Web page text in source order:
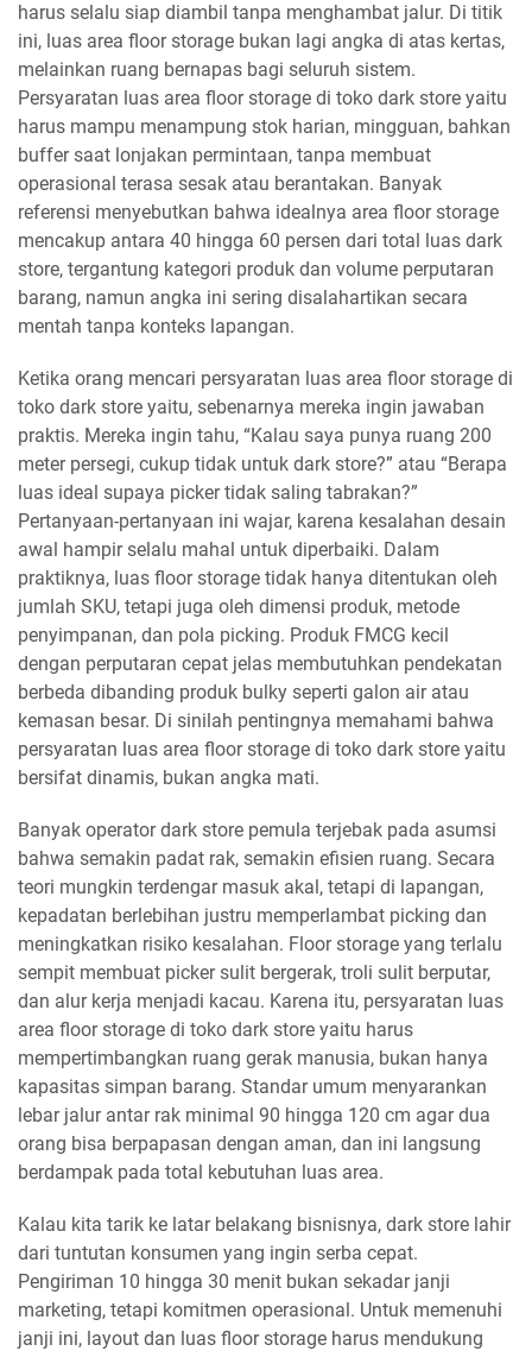
harus selalu siap diambil tanpa menghambat jalur. Di titik
ini, luas area floor storage bukan lagi angka di atas kertas,
melainkan ruang bernapas bagi seluruh sistem.
Persyaratan luas area floor storage di toko dark store yaitu
harus mampu menampung stok harian, mingguan, bahkan
buffer saat lonjakan permintaan, tanpa membuat
operasional terasa sesak atau berantakan. Banyak
referensi menyebutkan bahwa idealnya area floor storage
mencakup antara 40 hingga 60 persen dari total luas dark
store, tergantung kategori produk dan volume perputaran
barang, namun angka ini sering disalahartikan secara
mentah tanpa konteks lapangan.
Ketika orang mencari persyaratan luas area floor storage di
toko dark store yaitu, sebenarnya mereka ingin jawaban
praktis. Mereka ingin tahu, “Kalau saya punya ruang 200
meter persegi, cukup tidak untuk dark store?” atau “Berapa
luas ideal supaya picker tidak saling tabrakan?”
Pertanyaan-pertanyaan ini wajar, karena kesalahan desain
awal hampir selalu mahal untuk diperbaiki. Dalam
praktiknya, luas floor storage tidak hanya ditentukan oleh
jumlah SKU, tetapi juga oleh dimensi produk, metode
penyimpanan, dan pola picking. Produk FMCG kecil
dengan perputaran cepat jelas membutuhkan pendekatan
berbeda dibanding produk bulky seperti galon air atau
kemasan besar. Di sinilah pentingnya memahami bahwa
persyaratan luas area floor storage di toko dark store yaitu
bersifat dinamis, bukan angka mati.
Banyak operator dark store pemula terjebak pada asumsi
bahwa semakin padat rak, semakin efisien ruang. Secara
teori mungkin terdengar masuk akal, tetapi di lapangan,
kepadatan berlebihan justru memperlambat picking dan
meningkatkan risiko kesalahan. Floor storage yang terlalu
sempit membuat picker sulit bergerak, troli sulit berputar,
dan alur kerja menjadi kacau. Karena itu, persyaratan luas
area floor storage di toko dark store yaitu harus
mempertimbangkan ruang gerak manusia, bukan hanya
kapasitas simpan barang. Standar umum menyarankan
lebar jalur antar rak minimal 90 hingga 120 cm agar dua
orang bisa berpapasan dengan aman, dan ini langsung
berdampak pada total kebutuhan luas area.
Kalau kita tarik ke latar belakang bisnisnya, dark store lahir
dari tuntutan konsumen yang ingin serba cepat.
Pengiriman 10 hingga 30 menit bukan sekadar janji
marketing, tetapi komitmen operasional. Untuk memenuhi
janji ini, layout dan luas floor storage harus mendukung